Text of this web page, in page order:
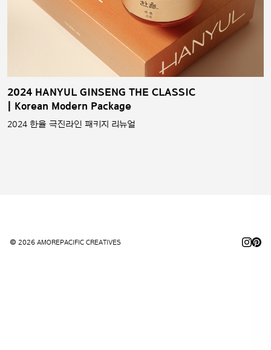
2024 HANYUL GINSENG THE CLASSIC
| Korean Modern Package
2024 한율 극진라인 패키지 리뉴얼
© 2026 AMOREPACIFIC CREATIVES